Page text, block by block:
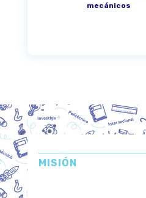
mecánicos
MISIÓN